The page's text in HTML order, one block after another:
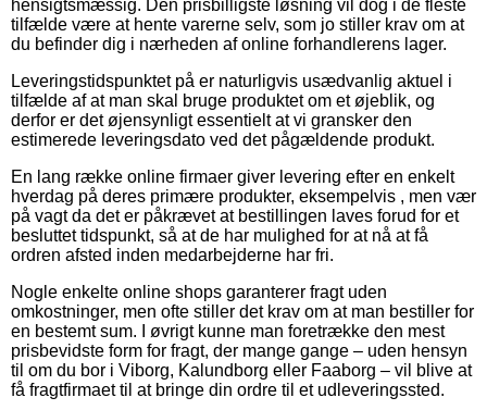
hensigtsmæssig. Den prisbilligste løsning vil dog i de fleste
tilfælde være at hente varerne selv, som jo stiller krav om at
du befinder dig i nærheden af online forhandlerens lager.
Leveringstidspunktet på er naturligvis usædvanlig aktuel i
tilfælde af at man skal bruge produktet om et øjeblik, og
derfor er det øjensynligt essentielt at vi gransker den
estimerede leveringsdato ved det pågældende produkt.
En lang række online firmaer giver levering efter en enkelt
hverdag på deres primære produkter, eksempelvis , men vær
på vagt da det er påkrævet at bestillingen laves forud for et
besluttet tidspunkt, så at de har mulighed for at nå at få
ordren afsted inden medarbejderne har fri.
Nogle enkelte online shops garanterer fragt uden
omkostninger, men ofte stiller det krav om at man bestiller for
en bestemt sum. I øvrigt kunne man foretrække den mest
prisbevidste form for fragt, der mange gange – uden hensyn
til om du bor i Viborg, Kalundborg eller Faaborg – vil blive at
få fragtfirmaet til at bringe din ordre til et udleveringssted.